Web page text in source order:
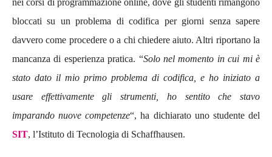
bloccati su un problema di codifica per giorni senza sapere
davvero come procedere o a chi chiedere aiuto. Altri riportano la
mancanza di esperienza pratica. “Solo nel momento in cui mi è
stato dato il mio primo problema di codifica, e ho iniziato a
usare effettivamente gli strumenti, ho sentito che stavo
imparando nuove competenze“, ha dichiarato uno studente del
SIT, l’Istituto di Tecnologia di Schaffhausen.